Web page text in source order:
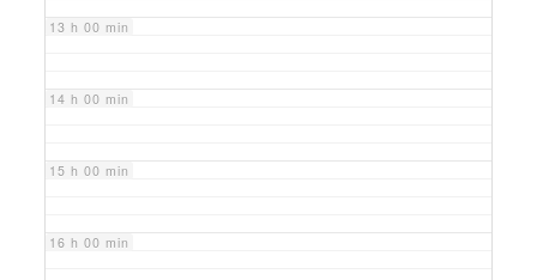
13 h 00 min
14 h 00 min
15 h 00 min
16 h 00 min